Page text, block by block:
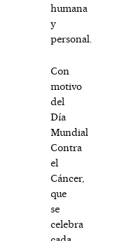
humana
y
personal.
Con
motivo
del
Día
Mundial
Contra
el
Cáncer,
que
se
celebra